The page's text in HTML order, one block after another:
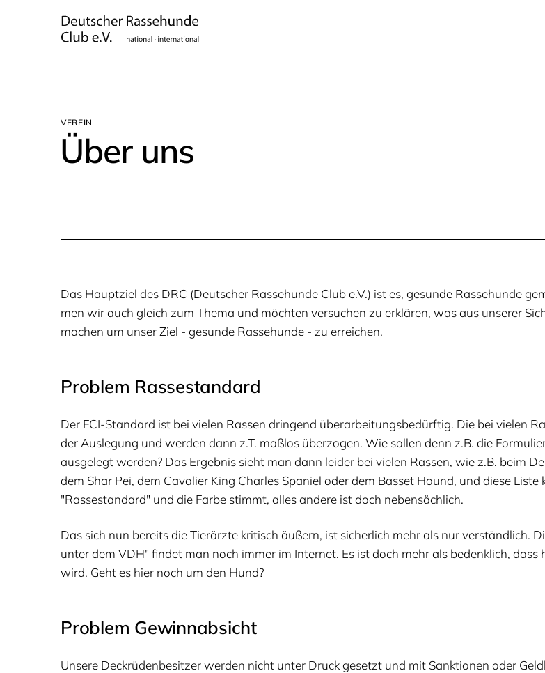
VER­EIN
Über uns
Das Haupt­ziel des DRC (Deut­scher Ras­se­hun­de Club e.V.) ist es, gesun­de Ras­se­hun­de
men wir auch gleich zum The­ma und möch­ten ver­su­chen zu erklä­ren, was aus unse­rer
machen um unser Ziel - gesun­de Ras­se­hun­de - zu erreichen.
Pro­blem Rassestandard
Der FCI-Stan­dard ist bei vie­len Ras­sen drin­gend über­ar­bei­tungs­be­dürf­tig. Die bei vie­len
der Aus­le­gung und wer­den dann z.T. maß­los über­zo­gen. Wie sol­len denn z.B. die
aus­ge­legt wer­den? Das Ergeb­nis sieht man dann lei­der bei vie­len Ras­sen, wie z.B. beim
dem Shar Pei, dem Cava­lier King Charles Spa­ni­el oder dem Bas­set Hound, und die­se
"Ras­se­stan­dard" und die Far­be stimmt, alles ande­re ist doch nebensächlich.
Das sich nun bereits die Tier­ärz­te kri­tisch äußern, ist sicher­lich mehr als nur ver­ständ­lich.
unter demVDH" fin­det man noch immer im Inter­net. Es ist doch mehr als bedenk­lich,
wird. Geht es hier noch um den Hund?
Pro­blem Gewinnabsicht
Unse­re Deck­rü­den­be­sit­zer wer­den nicht unter Druck gesetzt und mit Sank­tio­nen oder